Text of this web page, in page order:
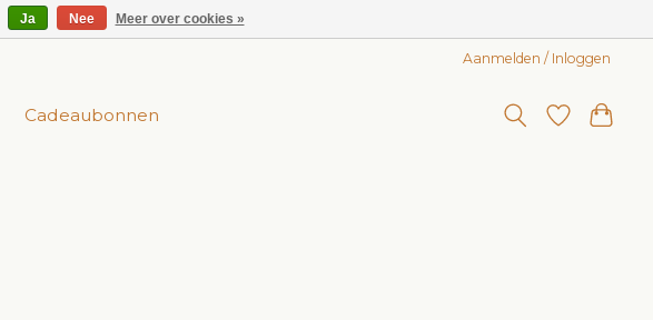
Aanmelden / Inloggen
Cadeaubonnen
Ja Nee Meer over cookies »